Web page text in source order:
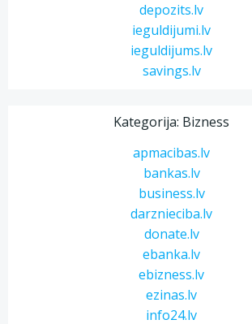
depozits.lv
ieguldijumi.lv
ieguldijums.lv
savings.lv
Kategorija: Bizness
apmacibas.lv
bankas.lv
business.lv
darznieciba.lv
donate.lv
ebanka.lv
ebizness.lv
ezinas.lv
info24.lv